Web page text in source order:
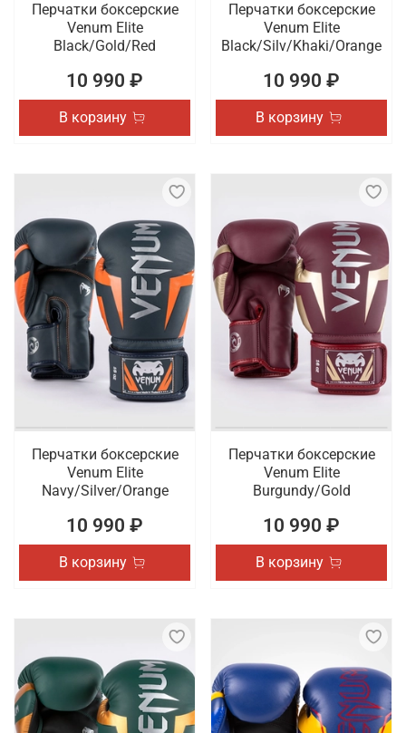
Перчатки боксерские
Venum Elite
Black/Gold/Red
10 990 ₽
В корзину
Перчатки боксерские
Venum Elite
Black/Silv/Khaki/Orange
10 990 ₽
В корзину
Перчатки боксерские
Venum Elite
Navy/Silver/Orange
10 990 ₽
В корзину
Перчатки боксерские
Venum Elite
Burgundy/Gold
10 990 ₽
В корзину